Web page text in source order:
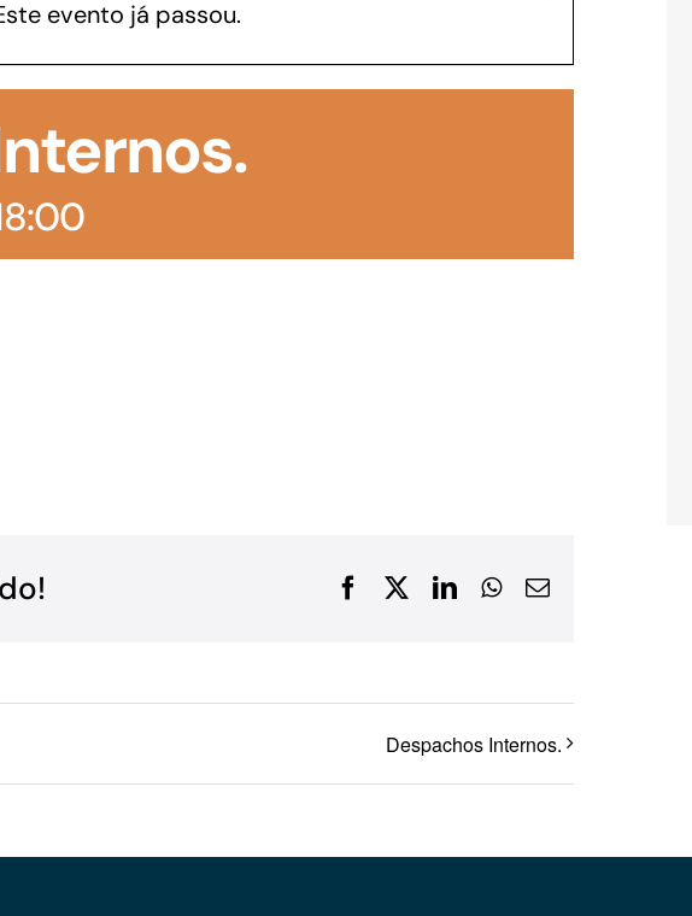
de
Financiamentos com recursos do BNDES, Fungetur,
evento já passou.
FacebookLinkedInWhatsApp
E-
Despachos Internos.